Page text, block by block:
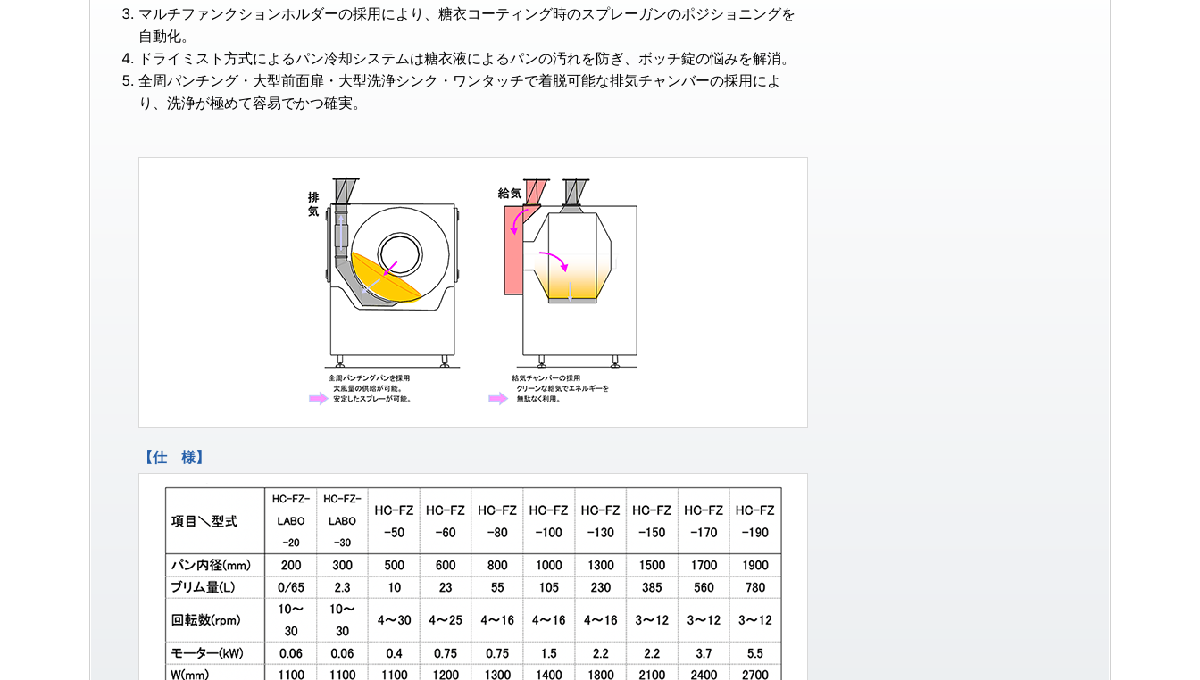
マルチファンクションホルダーの採用により、糖衣コーティング時のスプレーガンのポジショニングを
自動化。
ドライミスト方式によるパン冷却システムは糖衣液によるパンの汚れを防ぎ、ボッチ錠の悩みを解消。
全周パンチング・大型前面扉・大型洗浄シンク・ワンタッチで着脱可能な排気チャンバーの採用によ
り、洗浄が極めて容易でかつ確実。
【仕 様】